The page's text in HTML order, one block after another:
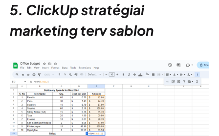
5. ClickUp stratégiai
marketing terv sablon